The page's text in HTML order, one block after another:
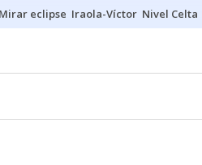
Mirar eclipse Iraola-Víctor Nivel Celta